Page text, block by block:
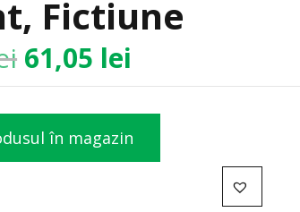
Fictiune
61,05 lei
în magazin